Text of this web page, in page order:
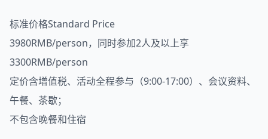
标准价格Standard Price
3980RMB/person，同时参加2人及以上享
3300RMB/person
定价含增值税、活动全程参与（9:00-17:00）、会议资料、
午餐、茶歇；
不包含晚餐和住宿